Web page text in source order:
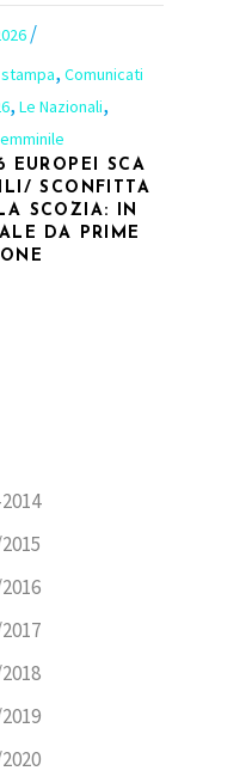
, Comunicati
, Le Nazionali,
EUROPEI SCA
SCONFITTA
SCOZIA: IN
DA PRIME